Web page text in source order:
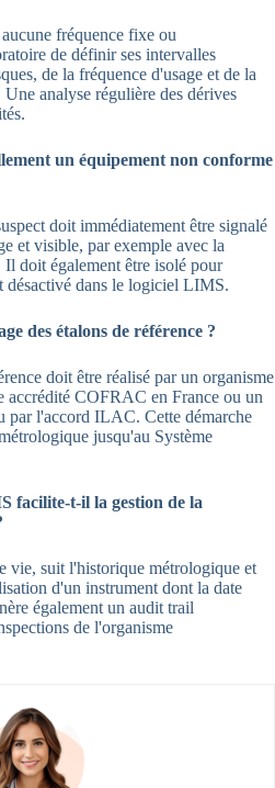
fréquence fixe ou
de définir ses intervalles
de la fréquence d'usage et de la
analyse régulière des dérives
un équipement non conforme
doit immédiatement être signalé
et visible, par exemple avec la
doit également être isolé pour
désactivé dans le logiciel LIMS.
des étalons de référence ?
doit être réalisé par un organisme
accrédité COFRAC en France ou un
par l'accord ILAC. Cette démarche
jusqu'au Système
facilite-t-il la gestion de la
vie, suit l'historique métrologique et
d'un instrument dont la date
également un audit trail
de l'organisme